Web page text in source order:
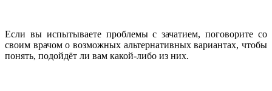
Если вы испытываете проблемы с зачатием, поговорите со
своим врачом о возможных альтернативных вариантах, чтобы
понять, подойдёт ли вам какой-либо из них.